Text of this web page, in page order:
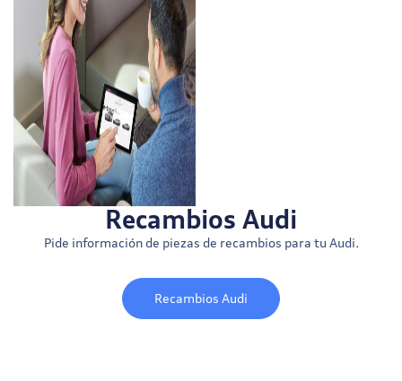
Recambios Audi
Pide información de piezas de recambios para tu Audi.
Recambios Audi